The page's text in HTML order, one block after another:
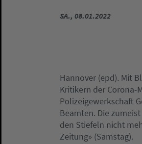
SA., 08.01.2022
Hannover (epd). Mit
Kritikern der Corona-
Polizeigewerkschaft
Beamten. Die
den Stiefeln nicht
Zeitung» (Samstag).